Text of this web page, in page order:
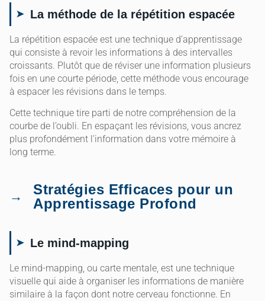
La méthode de la répétition espacée
La répétition espacée est une technique d’apprentissage
qui consiste à revoir les informations à des intervalles
croissants. Plutôt que de réviser une information plusieurs
fois en une courte période, cette méthode vous encourage
à espacer les révisions dans le temps.
Cette technique tire parti de notre compréhension de la
courbe de l’oubli. En espaçant les révisions, vous ancrez
plus profondément l’information dans votre mémoire à
long terme.
Stratégies Efficaces pour un
Apprentissage Profond
Le mind-mapping
Le mind-mapping, ou carte mentale, est une technique
visuelle qui aide à organiser les informations de manière
similaire à la façon dont notre cerveau fonctionne. En